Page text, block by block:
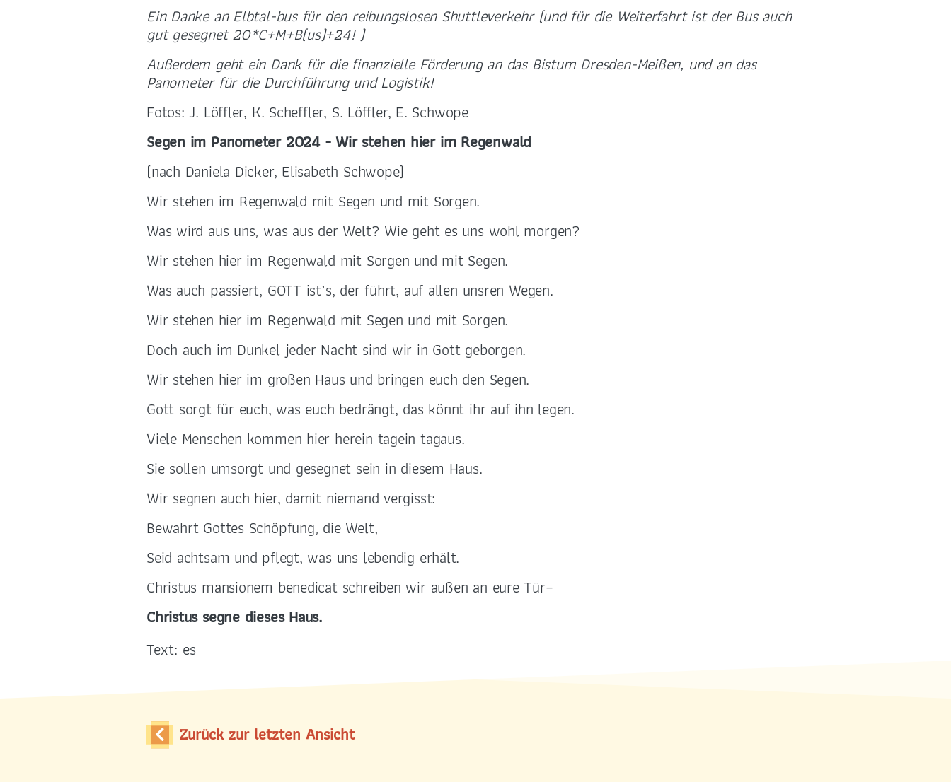
Ein Danke an Elbtal-bus für den reibungslosen Shuttleverkehr (und für die Weiterfahrt ist der Bus auch
gut gesegnet 20*C+M+B(us)+24! )
Außerdem geht ein Dank für die finanzielle Förderung an das Bistum Dresden-Meißen, und an das
Panometer für die Durchführung und Logistik!
Fotos: J. Löffler, K. Scheffler, S. Löffler, E. Schwope
Segen im Panometer 2024 - Wir stehen hier im Regenwald
(nach Daniela Dicker, Elisabeth Schwope)
Wir stehen im Regenwald mit Segen und mit Sorgen.
Was wird aus uns, was aus der Welt? Wie geht es uns wohl morgen?
Wir stehen hier im Regenwald mit Sorgen und mit Segen.
Was auch passiert, GOTT ist’s, der führt, auf allen unsren Wegen.
Wir stehen hier im Regenwald mit Segen und mit Sorgen.
Doch auch im Dunkel jeder Nacht sind wir in Gott geborgen.
Wir stehen hier im großen Haus und bringen euch den Segen.
Gott sorgt für euch, was euch bedrängt, das könnt ihr auf ihn legen.
Viele Menschen kommen hier herein tagein tagaus.
Sie sollen umsorgt und gesegnet sein in diesem Haus.
Wir segnen auch hier, damit niemand vergisst:
Bewahrt Gottes Schöpfung, die Welt,
Seid achtsam und pflegt, was uns lebendig erhält.
Christus mansionem benedicat schreiben wir außen an eure Tür–
Christus segne dieses Haus.
Text: es
Zurück zur letzten Ansicht